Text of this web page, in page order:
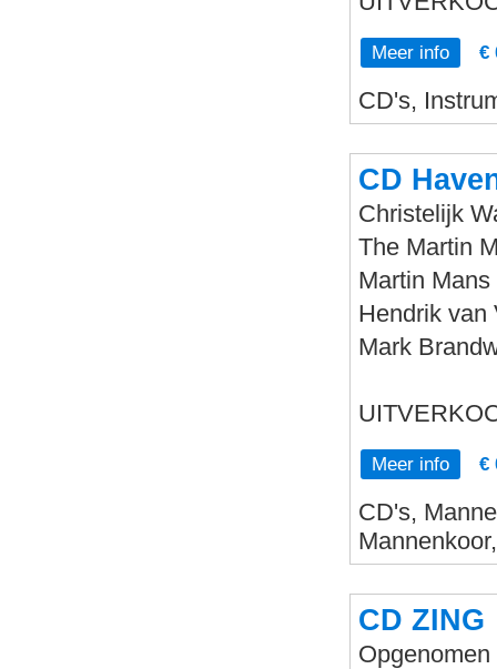
Meer info €
CD's,
CD
Christelijk
The Martin
Martin
Hendrik van
Mark
Meer info €
CD's,
CD ZING